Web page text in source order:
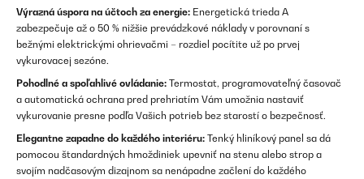
Výrazná úspora na účtoch za energie: Energetická trieda A
zabezpečuje až o 50 % nižšie prevádzkové náklady v porovnaní s
bežnými elektrickými ohrievačmi – rozdiel pocítite už po prvej
vykurovacej sezóne.
Pohodlné a spoľahlivé ovládanie: Termostat, programovateľný časovač
a automatická ochrana pred prehriatím Vám umožnia nastaviť
vykurovanie presne podľa Vašich potrieb bez starostí o bezpečnosť.
Elegantne zapadne do každého interiéru: Tenký hliníkový panel sa dá
pomocou štandardných hmoždiniek upevniť na stenu alebo strop a
svojím nadčasovým dizajnom sa nenápadne začlení do každého